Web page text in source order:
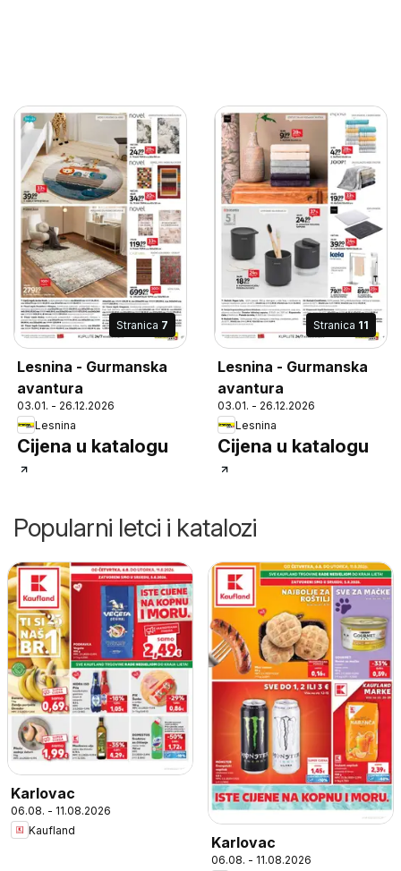
Stranica 7
Lesnina - Gurmanska
avantura
03.01. - 26.12.2026
Lesnina
Cijena u katalogu
Stranica 11
Lesnina - Gurmanska
avantura
03.01. - 26.12.2026
Lesnina
Cijena u katalogu
Popularni letci i katalozi
Karlovac
06.08. - 11.08.2026
Kaufland
Karlovac
06.08. - 11.08.2026